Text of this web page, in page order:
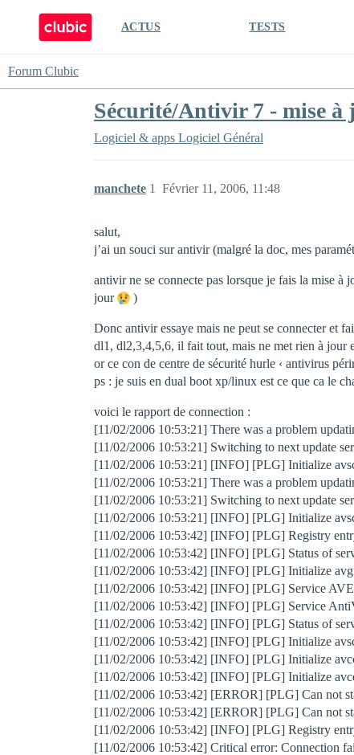
ACTUS TESTS
Forum Clubic
Sécurité/Antivir 7 - mise à
Logiciel & apps Logiciel Général
manchete Février 11, 2006, 11:48
1
salut,
j’ai un souci sur antivir (malgré la doc, mes
antivir ne se connecte pas lorsque je fais la mise à
jour
)
Donc antivir essaye mais ne peut se connecter et
dl1, dl2,3,4,5,6, il fait tout, mais ne met rien à jour
or ce con de centre de sécurité hurle ‹ antivirus
ps : je suis en dual boot xp/linux est ce que ca le
voici le rapport de connection :
[11/02/2006 10:53:21] There was a problem
[11/02/2006 10:53:21] Switching to next update
[11/02/2006 10:53:21] [INFO] [PLG] Initialize
[11/02/2006 10:53:21] There was a problem
[11/02/2006 10:53:21] Switching to next update
[11/02/2006 10:53:21] [INFO] [PLG] Initialize
[11/02/2006 10:53:42] [INFO] [PLG] Registry
[11/02/2006 10:53:42] [INFO] [PLG] Status of
[11/02/2006 10:53:42] [INFO] [PLG] Initialize
[11/02/2006 10:53:42] [INFO] [PLG] Service
[11/02/2006 10:53:42] [INFO] [PLG] Service
[11/02/2006 10:53:42] [INFO] [PLG] Status of
[11/02/2006 10:53:42] [INFO] [PLG] Initialize
[11/02/2006 10:53:42] [INFO] [PLG] Initialize
[11/02/2006 10:53:42] [INFO] [PLG] Initialize
[11/02/2006 10:53:42] [ERROR] [PLG] Can not
[11/02/2006 10:53:42] [ERROR] [PLG] Can not
[11/02/2006 10:53:42] [INFO] [PLG] Registry
[11/02/2006 10:53:42] Critical error: Connection